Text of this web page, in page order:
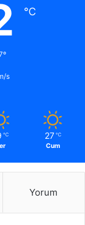
℃
s
℃ 27 ℃
Cum
Yorum